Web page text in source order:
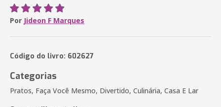
Por Jideon F Marques
Código do livro: 602627
Categorias
Pratos, Faça Você Mesmo, Divertido, Culinária, Casa E Lar